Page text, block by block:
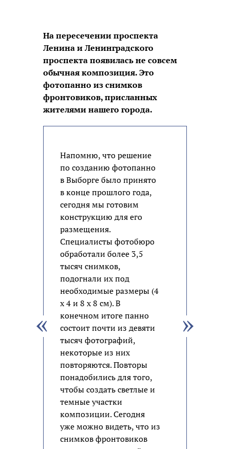
На пересечении проспекта
Ленина и Ленинградского
проспекта появилась не совсем
обычная композиция. Это
фотопанно из снимков
фронтовиков, присланных
жителями нашего города.
Напомню, что решение
по созданию фотопанно
в Выборге было принято
в конце прошлого года,
сегодня мы готовим
конструкцию для его
размещения.
Специалисты фотобюро
обработали более 3,5
тысяч снимков,
подогнали их под
необходимые размеры (4
х 4 и 8 х 8 см). В
конечном итоге панно
состоит почти из девяти
тысяч фотографий,
некоторые из них
повторяются. Повторы
понадобились для того,
чтобы создать светлые и
темные участки
композиции. Сегодня
уже можно видеть, что из
снимков фронтовиков